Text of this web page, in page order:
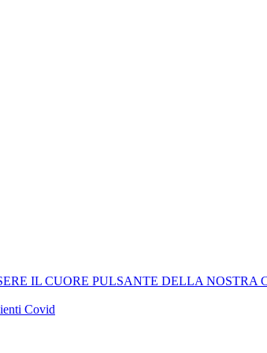
IL CUORE PULSANTE DELLA NOSTRA
Covid